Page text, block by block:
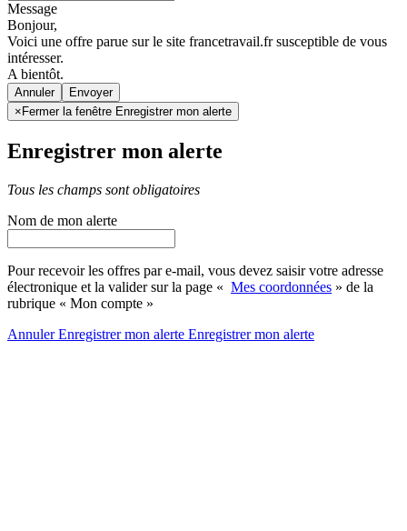
Message
Bonjour,
Voici une offre parue sur le site francetravail.fr susceptible de vous
intéresser.
A bientôt.
Annuler
× Fermer la fenêtre Enregistrer mon alerte
Enregistrer mon alerte
Tous les champs sont obligatoires
Nom de mon alerte
Pour recevoir les offres par e-mail, vous devez saisir votre adresse
électronique et la valider sur la page « Mes coordonnées » de la
rubrique « Mon compte »
AnnulerEnregistrer mon alerte Enregistrermon alerte